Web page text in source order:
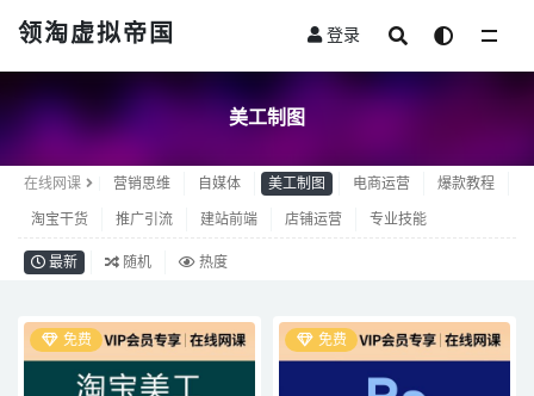
领淘虚拟帝国 登录
美工制图
在线网课 营销思维 自媒体 美工制图 电商运营 爆款教程
淘宝干货 推广引流 建站前端 店铺运营 专业技能
最新 随机 热度
免费 免费